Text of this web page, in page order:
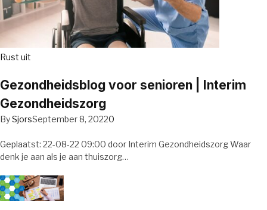
Rust uit
Gezondheidsblog voor senioren | Interim
Gezondheidszorg
BySjorsSeptember 8, 20220
Geplaatst: 22-08-22 09:00 door Interim Gezondheidszorg Waar
denk je aan als je aan thuiszorg…